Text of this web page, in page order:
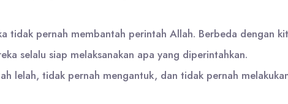
tidak pernah membantah perintah Allah. Berbeda dengan
selalu siap melaksanakan apa yang diperintahkan.
lelah, tidak pernah mengantuk, dan tidak pernah